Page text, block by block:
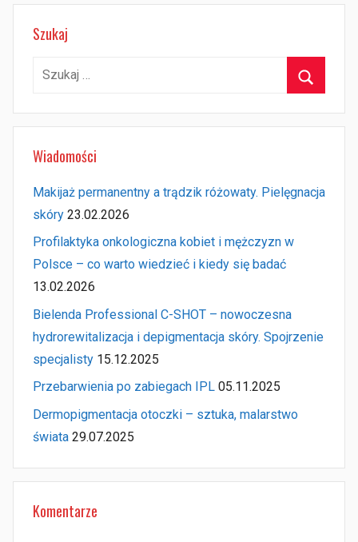
Szukaj
Szukaj:
Wiadomości
Makijaż permanentny a trądzik różowaty. Pielęgnacja
skóry 23.02.2026
Profilaktyka onkologiczna kobiet i mężczyzn w
Polsce – co warto wiedzieć i kiedy się badać
13.02.2026
Bielenda Professional C-SHOT – nowoczesna
hydrorewitalizacja i depigmentacja skóry. Spojrzenie
specjalisty 15.12.2025
Przebarwienia po zabiegach IPL 05.11.2025
Dermopigmentacja otoczki – sztuka, malarstwo
świata 29.07.2025
Komentarze